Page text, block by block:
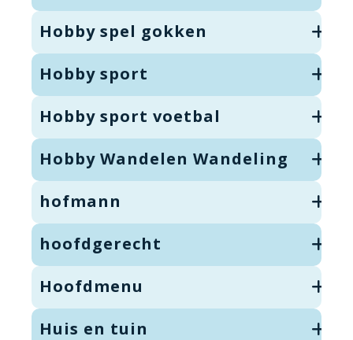
Hobby spel gokken
Hobby sport
Hobby sport voetbal
Hobby Wandelen Wandeling
hofmann
hoofdgerecht
Hoofdmenu
Huis en tuin